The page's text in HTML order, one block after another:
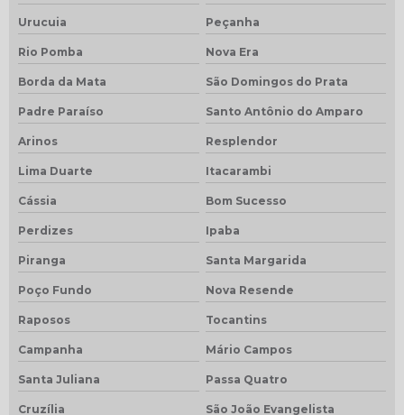
Urucuia Peçanha
Rio Pomba Nova Era
Borda da Mata São Domingos do Prata
Padre Paraíso Santo Antônio do Amparo
Arinos Resplendor
Lima Duarte Itacarambi
Cássia Bom Sucesso
Perdizes Ipaba
Piranga Santa Margarida
Poço Fundo Nova Resende
Raposos Tocantins
Campanha Mário Campos
Santa Juliana Passa Quatro
Cruzília São João Evangelista